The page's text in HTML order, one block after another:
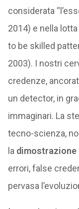
considerata
2014) e nella
to be skilled
2003). I nostri
credenze,
un detector, in
immaginari. La
tecno-scienza,
la
errori, false
pervasa